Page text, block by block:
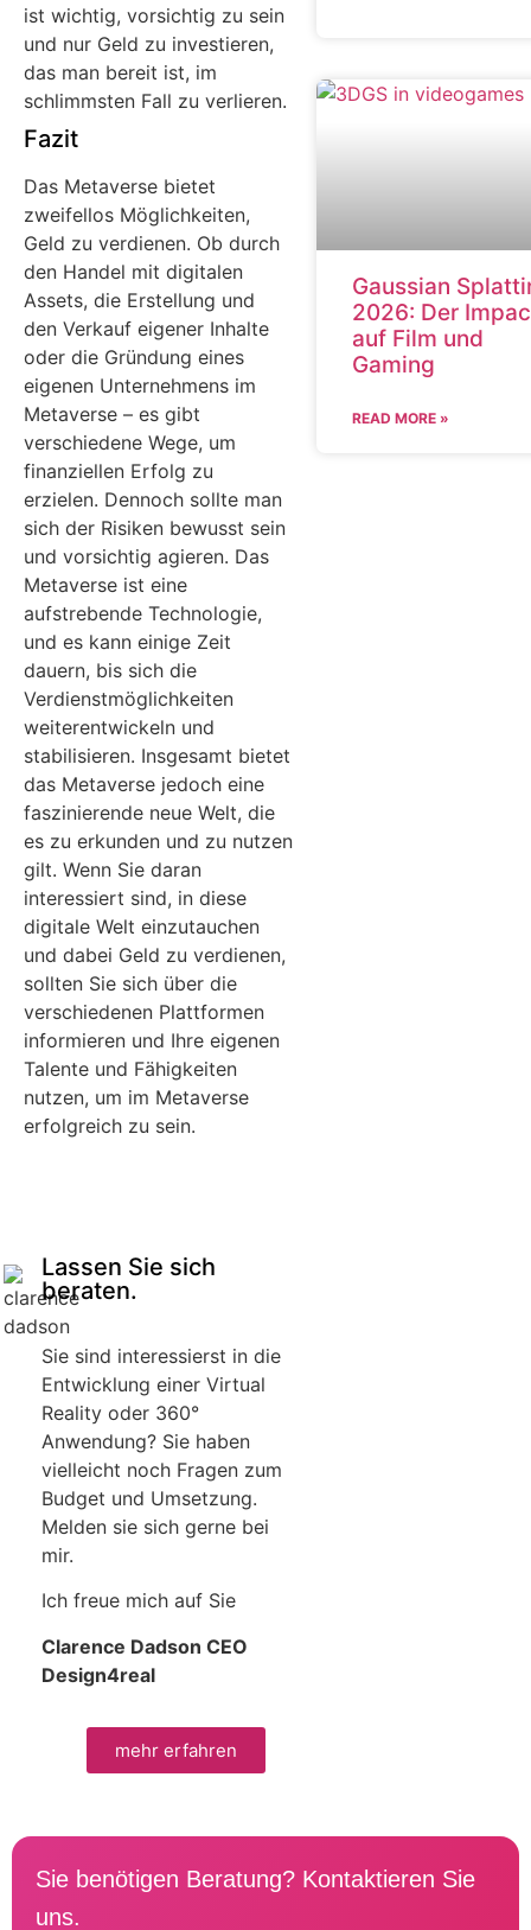
ist wichtig, vorsichtig zu sein
und nur Geld zu investieren,
das man bereit ist, im
schlimmsten Fall zu verlieren.
Fazit
Das Metaverse bietet
zweifellos Möglichkeiten,
Geld zu verdienen. Ob durch
den Handel mit digitalen
Assets, die Erstellung und
den Verkauf eigener Inhalte
oder die Gründung eines
eigenen Unternehmens im
Metaverse – es gibt
verschiedene Wege, um
finanziellen Erfolg zu
erzielen. Dennoch sollte man
sich der Risiken bewusst sein
und vorsichtig agieren. Das
Metaverse ist eine
aufstrebende Technologie,
und es kann einige Zeit
dauern, bis sich die
Verdienstmöglichkeiten
weiterentwickeln und
stabilisieren. Insgesamt bietet
das Metaverse jedoch eine
faszinierende neue Welt, die
es zu erkunden und zu nutzen
gilt. Wenn Sie daran
interessiert sind, in diese
digitale Welt einzutauchen
und dabei Geld zu verdienen,
sollten Sie sich über die
verschiedenen Plattformen
informieren und Ihre eigenen
Talente und Fähigkeiten
nutzen, um im Metaverse
erfolgreich zu sein.
Lassen Sie sich
beraten.
Sie sind interessierst in die
Entwicklung einer Virtual
Reality oder 360°
Anwendung? Sie haben
vielleicht noch Fragen zum
Budget und Umsetzung.
Melden sie sich gerne bei
mir.
Ich freue mich auf Sie
Clarence Dadson CEO
Design4real
mehr erfahren
Gaussian
2026: Der
auf Film und
Gaming
READ MORE »
Sie benötigen Beratung? Kontaktieren Sie
uns.